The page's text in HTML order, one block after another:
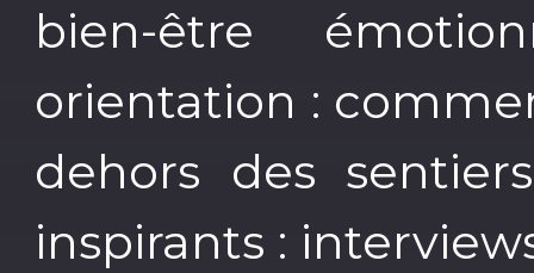
bien-être
orientation :
dehors des
inspirants :